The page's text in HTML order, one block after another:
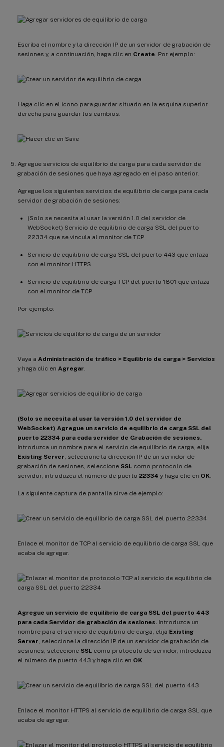
Escriba el nombre y la dirección IP de un servidor de grabación de
sesiones y, a continuación, haga clic en Create . Por ejemplo:
Haga clic en el icono para guardar situado en la esquina superior
derecha para guardar los cambios.
Agregue servicios de equilibrio de carga para cada servidor de
grabación de sesiones que haya agregado en el paso anterior.
Agregue los siguientes servicios de equilibrio de carga para cada
servidor de grabación de sesiones:
(Solo se necesita al usar la versión 1.0 del servidor de
WebSocket) Servicio de equilibrio de carga SSL del puerto
22334 que se vincula al monitor de TCP
Servicio de equilibrio de carga SSL del puerto 443 que enlaza
con el monitor HTTPS
Servicio de equilibrio de carga TCP del puerto 1801 que enlaza
con el monitor de TCP
Por ejemplo:
Vaya a Administración de tráfico > Equilibrio de carga > Servicios
y haga clic en Agregar
(Solo se necesita al usar la versión 1.0 del servidor de
WebSocket) Agregue un servicio de equilibrio de carga SSL del
puerto 22334 para cada servidor de Grabación de sesiones.
Introduzca un nombre para el servicio de equilibrio de carga, elija
Existing Server , seleccione la dirección IP de un servidor de
grabación de sesiones, seleccione SSL como protocolo de
servidor, introduzca el número de puerto 22334 y haga clic en OK
La siguiente captura de pantalla sirve de ejemplo:
Enlace el monitor de TCP al servicio de equilibrio de carga SSL que
acaba de agregar.
Agregue un servicio de equilibrio de carga SSL del puerto 443
para cada Servidor de grabación de sesiones. Introduzca un
nombre para el servicio de equilibrio de carga, elija Existing
Server , seleccione la dirección IP de un servidor de grabación de
sesiones, seleccione SSL como protocolo de servidor, introduzca
el número de puerto 443 y haga clic en OK
Enlace el monitor HTTPS al servicio de equilibrio de carga SSL que
acaba de agregar.